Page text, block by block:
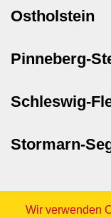
Ostholstein
Pinneberg-
Schleswig-
Stormarn-
Wir verwenden